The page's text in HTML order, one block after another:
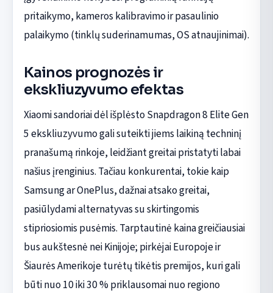
pritaikymo, kameros kalibravimo ir pasaulinio
palaikymo (tinklų suderinamumas, OS atnaujinimai).
Kainos prognozės ir
ekskliuzyvumo efektas
Xiaomi sandoriai dėl išplėsto Snapdragon 8 Elite Gen
5 ekskliuzyvumo gali suteikti jiems laikiną techninį
pranašumą rinkoje, leidžiant greitai pristatyti labai
našius įrenginius. Tačiau konkurentai, tokie kaip
Samsung ar OnePlus, dažnai atsako greitai,
pasiūlydami alternatyvas su skirtingomis
stipriosiomis pusėmis. Tarptautinė kaina greičiausiai
bus aukštesnė nei Kinijoje; pirkėjai Europoje ir
Šiaurės Amerikoje turėtų tikėtis premijos, kuri gali
būti nuo 10 iki 30 % priklausomai nuo regiono